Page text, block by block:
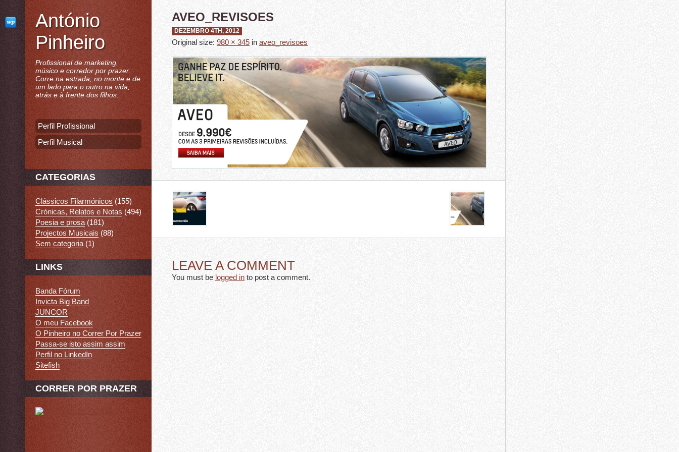
AVEO_REVISOES
DEZEMBRO 4TH, 2012
Original size: 980 × 345 in aveo_revisoes
LEAVE A COMMENT
You must be logged in to post a comment.
António
Pinheiro
Profissional de marketing,
músico e corredor por prazer.
Corre na estrada, no monte e de
um lado para o outro na vida,
atrás e à frente dos filhos.
Perfil Profissional
Perfil Musical
CATEGORIAS
Clássicos Filarmónicos (155)
Crónicas, Relatos e Notas (494)
Poesia e prosa (181)
Projectos Musicais (88)
Sem categoria (1)
LINKS
Banda Fórum
Invicta Big Band
JUNCOR
O meu Facebook
O Pinheiro no Correr Por Prazer
Passa-se isto assim assim
Perfil no LinkedIn
Sitefish
CORRER POR PRAZER